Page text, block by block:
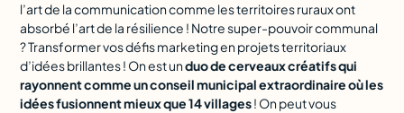
l’art de la communication comme les territoires ruraux ont
absorbé l’art de la résilience ! Notre super-pouvoir communal
? Transformer vos défis marketing en projets territoriaux
d’idées brillantes ! On est unduo de cerveaux créatifs qui
rayonnent comme un conseil municipal extraordinaire où les
idées fusionnent mieux que 14 villages! On peut vous